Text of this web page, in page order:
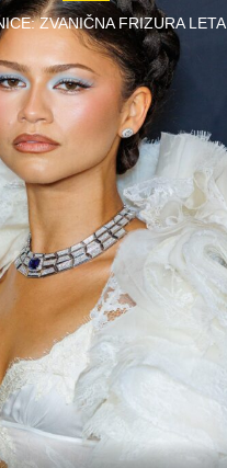
ZVANIČNA FRIZURA LETA